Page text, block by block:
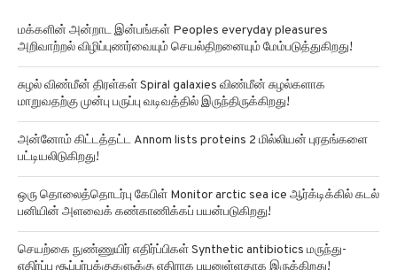
அறிவாற்றல் விழிப்புணர்வையும் செயல்திறனையும் மேம்படுத்துகிறது!
சுழல் விண்மீன் திரள்கள் Spiral galaxies விண்மீன் சுழல்களாக
மாறுவதற்கு முன்பு பருப்பு வடிவத்தில் இருந்திருக்கிறது!
அன்னோம் கிட்டத்தட்ட Annom lists proteins 2 மில்லியன் புரதங்களை
பட்டியலிடுகிறது!
ஒரு தொலைத்தொடர்பு கேபிள் Monitor arctic sea ice ஆர்க்டிக்கில் கடல்
பனியின் அளவைக் கண்காணிக்கப் பயன்படுகிறது!
செயற்கை நுண்ணுயிர் எதிர்ப்பிகள் Synthetic antibiotics மருந்து-
எதிர்ப்பு சூப்பர்பக்குகளுக்கு எதிராக பயனுள்ளதாக இருக்கிறது!